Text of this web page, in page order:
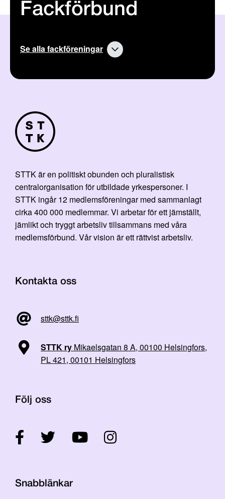
Fackförbund
Se alla fackföreningar
STTK är en politiskt obunden och pluralistisk
centralorganisation för utbildade yrkespersoner. I
STTK ingår 12 medlemsföreningar med sammanlagt
cirka 400 000 medlemmar. Vi arbetar för ett jämställt,
jämlikt och tryggt arbetsliv tillsammans med våra
medlemsförbund. Vår vision är ett rättvist arbetsliv.
Kontakta oss
sttk@sttk.fi
STTK ry Mikaelsgatan 8 A, 00100 Helsingfors,
PL 421, 00101 Helsingfors
Följ oss
Snabblänkar